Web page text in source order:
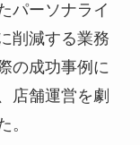
パーソナライ
削減する業務
の成功事例に
店舗運営を劇
。